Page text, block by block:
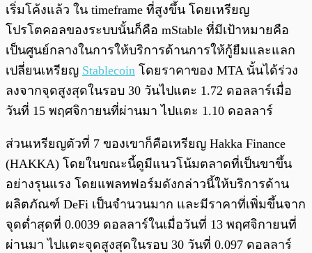
เริ่มโค้งแล้ว ใน timeframe ที่สูงขึ้น โดยเหรียญ
โปรโตคอลของระบบนั้นก็คือ mStable ที่มีเป้าหมายคือ
เป็นศูนย์กลางในการให้บริการด้านการให้กู้ยืมและแลก
เปลี่ยนเหรียญ Stablecoin โดยราคาของ MTA นั้นได้ร่วง
ลงจากจุดสูงสุดในรอบ 30 วันไปแตะ 1.72 ดอลลาร์เมื่อ
วันที่ 15 พฤศจิกายนที่ผ่านมา ไปแตะ 1.10 ดอลลาร์
ส่วนเหรียญตัวที่ 7 ของเขาก็คือเหรียญ Hakka Finance
(HAKKA) โดยในขณะนี้ดูมีแนวโน้มตลาดที่เป็นขาขึ้น
อย่างรุนแรง โดยแพลทฟอร์มดังกล่าวนี้ให้บริการด้าน
ผลิตภัณฑ์ DeFi เป็นจำนวนมาก และมีราคาที่เพิ่มขึ้นจาก
จุดต่ำสุดที่ 0.0039 ดอลลาร์ในเมื่อวันที่ 13 พฤศจิกายนที่
ผ่านมา ไปแตะจุดสูงสุดในรอบ 30 วันที่ 0.097 ดอลลาร์